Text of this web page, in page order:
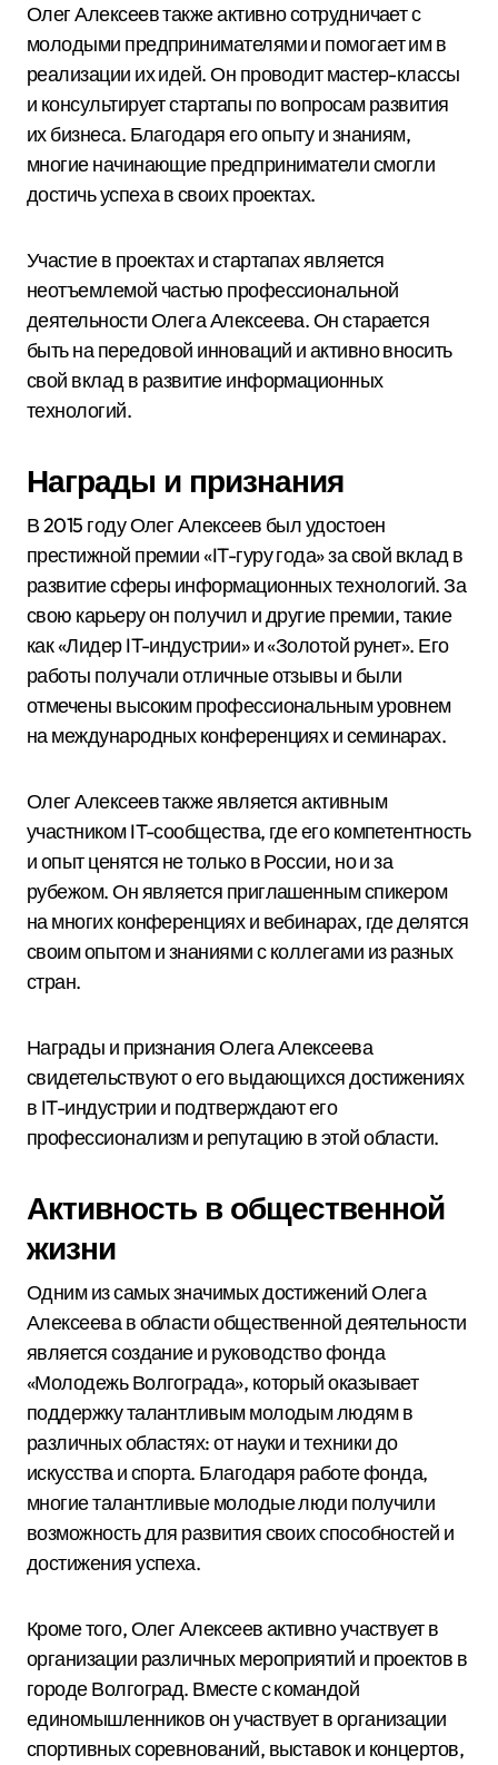
Олег Алексеев также активно сотрудничает с
молодыми предпринимателями и помогает им в
реализации их идей. Он проводит мастер-классы
и консультирует стартапы по вопросам развития
их бизнеса. Благодаря его опыту и знаниям,
многие начинающие предприниматели смогли
достичь успеха в своих проектах.
Участие в проектах и стартапах является
неотъемлемой частью профессиональной
деятельности Олега Алексеева. Он старается
быть на передовой инноваций и активно вносить
свой вклад в развитие информационных
технологий.
Награды и признания
В 2015 году Олег Алексеев был удостоен
престижной премии «IT-гуру года» за свой вклад в
развитие сферы информационных технологий. За
свою карьеру он получил и другие премии, такие
как «Лидер IT-индустрии» и «Золотой рунет». Его
работы получали отличные отзывы и были
отмечены высоким профессиональным уровнем
на международных конференциях и семинарах.
Олег Алексеев также является активным
участником IT-сообщества, где его компетентность
и опыт ценятся не только в России, но и за
рубежом. Он является приглашенным спикером
на многих конференциях и вебинарах, где делятся
своим опытом и знаниями с коллегами из разных
стран.
Награды и признания Олега Алексеева
свидетельствуют о его выдающихся достижениях
в IT-индустрии и подтверждают его
профессионализм и репутацию в этой области.
Активность в общественной
жизни
Одним из самых значимых достижений Олега
Алексеева в области общественной деятельности
является создание и руководство фонда
«Молодежь Волгограда», который оказывает
поддержку талантливым молодым людям в
различных областях: от науки и техники до
искусства и спорта. Благодаря работе фонда,
многие талантливые молодые люди получили
возможность для развития своих способностей и
достижения успеха.
Кроме того, Олег Алексеев активно участвует в
организации различных мероприятий и проектов в
городе Волгоград. Вместе с командой
единомышленников он участвует в организации
спортивных соревнований, выставок и концертов,